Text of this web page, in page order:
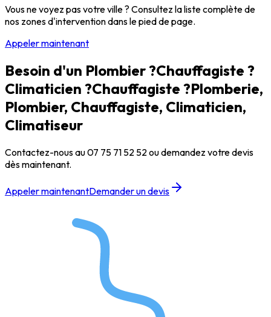
Vous ne voyez pas votre ville ? Consultez la liste complète de
nos zones d'intervention dans le pied de page.
Appeler maintenant
Besoin d'un Plombier ?Chauffagiste ?
Climaticien ?Climaticien ?Plomberie,
Plombier, Chauffagiste, Climaticien,
Climatiseur
Contactez-nous au07 75 71 52 52ou demandez votre devis
dès maintenant.
Appeler maintenantDemander un devis